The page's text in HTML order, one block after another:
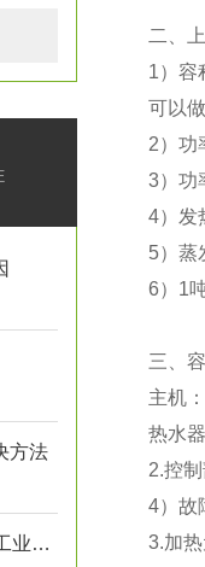
方法
75千瓦电热水炉：功率强劲，为工业生产提供稳定热水源！
二、
1）容
可以
2）功
3）功
4）发
5）蒸
6）1
三、
主机
热水
2.控
4）故
3.加